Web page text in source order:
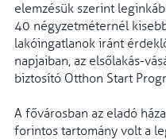
elemzésük szerint
40 négyzetméternél
lakóingatlanok iránt
napjaiban, az elsőlakás-
biztosító Otthon Start
A fővárosban az eladó
forintos tartomány volt a